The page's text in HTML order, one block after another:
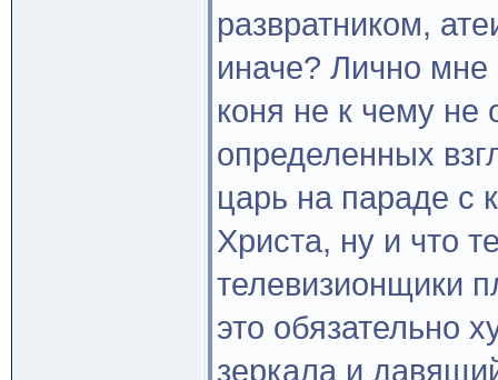
развратником,
иначе? Лично мне
коня не к чему не
определенных
царь на параде с
Христа, ну и что
телевизионщики
это обязательно
зеркала и